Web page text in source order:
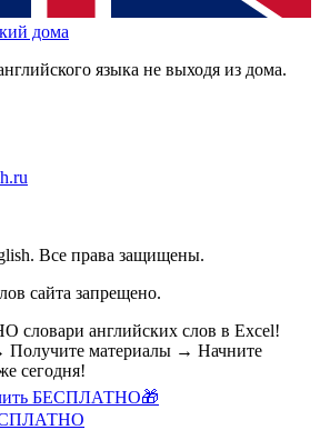
дома
языка не выходя из дома.
Все права защищены.
сайта запрещено.
английских слов в Excel!
материалы → Начните
сегодня!
БЕСПЛАТНО🎁